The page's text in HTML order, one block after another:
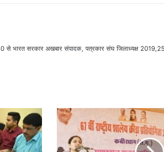
से भारत सरकार अखबार संपादक, पत्रकार संघ जिलाध्यक्ष